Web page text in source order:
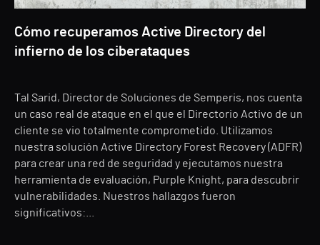
Cómo recuperamos Active Directory del
infierno de los ciberataques
Tal Sarid, Director de Soluciones de Semperis, nos cuenta
un caso real de ataque en el que el Directorio Activo de un
cliente se vio totalmente comprometido. Utilizamos
nuestra solución Active Directory Forest Recovery (ADFR)
para crear una red de seguridad y ejecutamos nuestra
herramienta de evaluación, Purple Knight, para descubrir
vulnerabilidades. Nuestros hallazgos fueron
significativos:...